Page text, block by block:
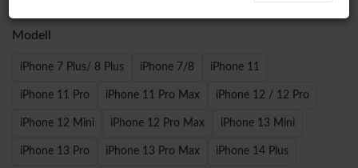
Modell
iPhone 7 Plus/ 8 Plus iPhone 7/8 iPhone 11
iPhone 11 Pro iPhone 11 Pro Max iPhone 12 / 12 Pro
iPhone 12 Mini iPhone 12 Pro Max iPhone 13 Mini
iPhone 13 Pro iPhone 13 Pro Max iPhone 14 Plus